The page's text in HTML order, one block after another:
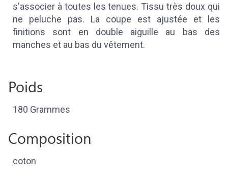
s'associer à toutes les tenues. Tissu très doux qui
ne peluche pas. La coupe est ajustée et les
finitions sont en double aiguille au bas des
manches et au bas du vêtement.
Poids
180 Grammes
Composition
coton